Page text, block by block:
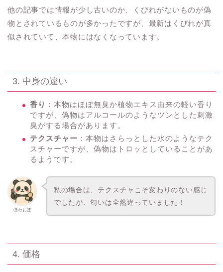
他の記事では情報が少し古いのか、くびれがないものが偽
物とされているものが多かったですが、最新はくびれが真
似されていて、本物にはなくなっています。
3. 中身の違い
香り ：本物はほぼ無臭か植物エキス由来の軽い香り
ですが、偽物はアルコールのようなツンとした刺激
臭がする場合があります。
テクスチャー ：本物はさらっとした水のようなテク
スチャーですが、偽物はトロッとしていることがあ
るようです。
ほわおぽ
私の場合は、テクスチャこそ変わりのない感じ
でしたが、匂いは全然違っていました！
4. 価格